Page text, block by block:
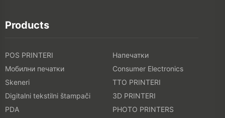
Products
POS PRINTERI
Напечатки
Мобилни печатки
Consumer Electronics
Skeneri
TTO PRINTERI
Digitalni tekstilni štampači
3D PRINTERI
PDA
PHOTO PRINTERS